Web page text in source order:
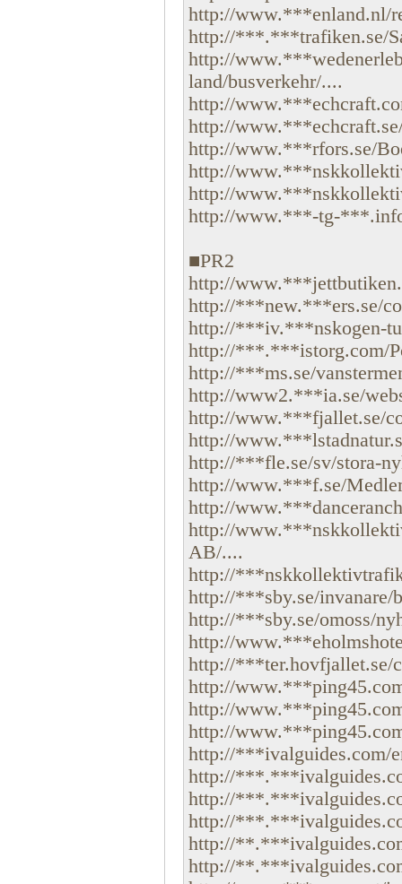
http://www.***enland.nl/
http://***.***trafiken.se/
http://
land/busverkehr/....
http://
http://
http://www.***rfors.se/
http://
http://
http://www.***-tg-
■PR2
http://
http://***new.***ers.se/
http://***iv.***nskogen-
http://***.***istorg.com/
http://***ms.se/
http://www2.***ia.se/
http://www.***fjallet.se/
http://
http://***fle.se/sv/stora-
http://www.***f.se/
http://
http://
AB/....
http://
http://***sby.se/invanare/
http://***sby.se/omoss/
http://
http://***ter.hovfjallet.se/
http://
http://
http://
http://***ivalguides.com/
http://
http://
http://
http://
http://